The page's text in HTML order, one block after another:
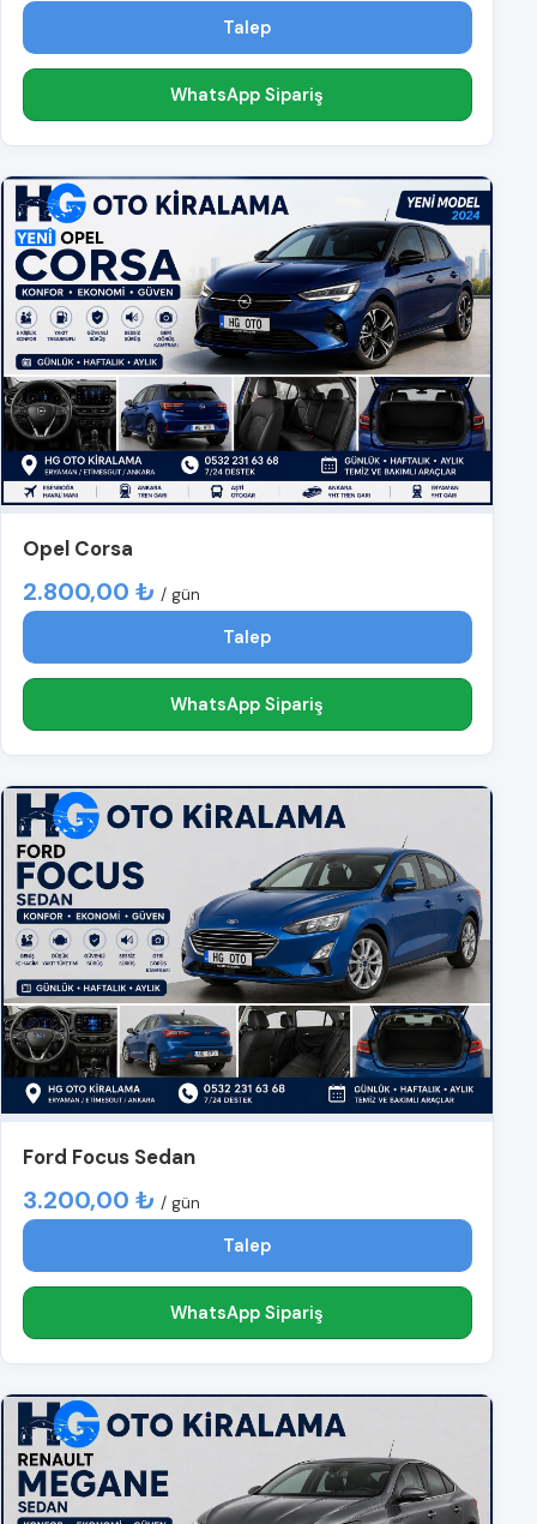
Talep
WhatsApp Sipariş
Opel Corsa
2.800,00 ₺ / gün
Talep
WhatsApp Sipariş
Ford Focus Sedan
3.200,00 ₺ / gün
Talep
WhatsApp Sipariş